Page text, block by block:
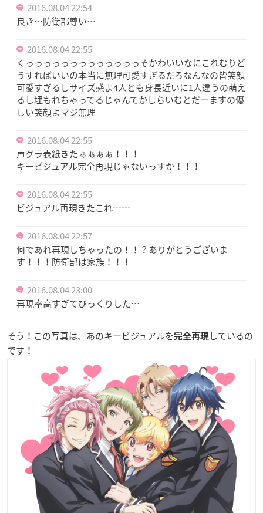
2016.08.04 22:54
良き…防衛部尊い…
2016.08.04 22:55
くっっっっっっっっっっっっっそかわいいなにこれむりど
うすればいいの本当に無理可愛すぎるだろなんなの皆笑顔
可愛すぎるしサイズ感よ4人とも身長近いに1人違うの萌え
るし埋もれちゃってるじゃんてかしらいむとだーますの優
しい笑顔よマジ無理
2016.08.04 22:55
声グラ表紙きたぁぁぁぁ！！！
キービジュアル完全再現じゃないっすか！！！
2016.08.04 22:55
ビジュアル再現きたこれ……
2016.08.04 22:57
何であれ再現しちゃったの！！？ありがとうございま
す！！！防衛部は家族！！！
2016.08.04 23:00
再現率高すぎてびっくりした…
そう！この写真は、あのキービジュアルを完全再現 しているの
です！